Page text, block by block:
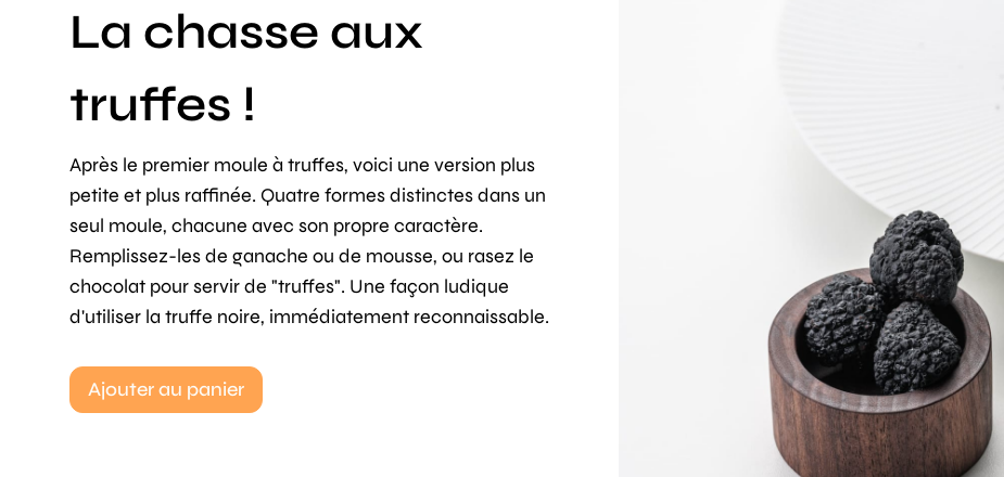
La chasse aux
truffes !
Après le premier moule à truffes, voici une version plus
petite et plus raffinée. Quatre formes distinctes dans un
seul moule, chacune avec son propre caractère.
Remplissez-les de ganache ou de mousse, ou rasez le
chocolat pour servir de "truffes". Une façon ludique
d'utiliser la truffe noire, immédiatement reconnaissable.
Ajouter au panier